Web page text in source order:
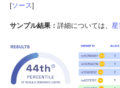
[ソース]
サンプル結果： 詳細については、 星